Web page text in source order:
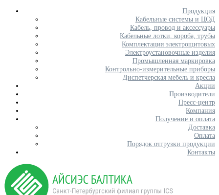
Продукция
Кабельные системы и ЦОД
Кабель, провод и аксессуары
Кабельные лотки, короба, трубы
Комплектация электрощитовых
Электроустановочные изделия
Промышленная маркировка
Контрольно-измерительные приборы
Диспетчерская мебель и кресла
Акции
Производители
Пресс-центр
Компания
Получение и оплата
Доставка
Оплата
Порядок отгрузки продукции
Контакты